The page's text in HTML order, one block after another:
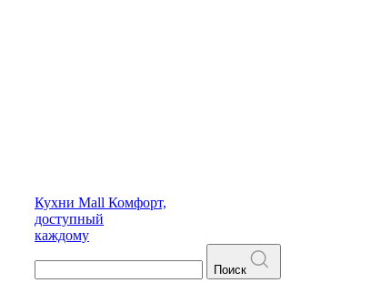
Кухни Mall Комфорт,
доступный
каждому
Поиск